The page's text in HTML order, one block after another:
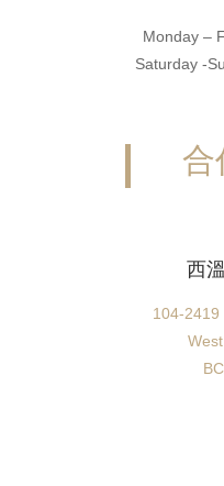
Monday –
Saturday -
合
西
104-2419